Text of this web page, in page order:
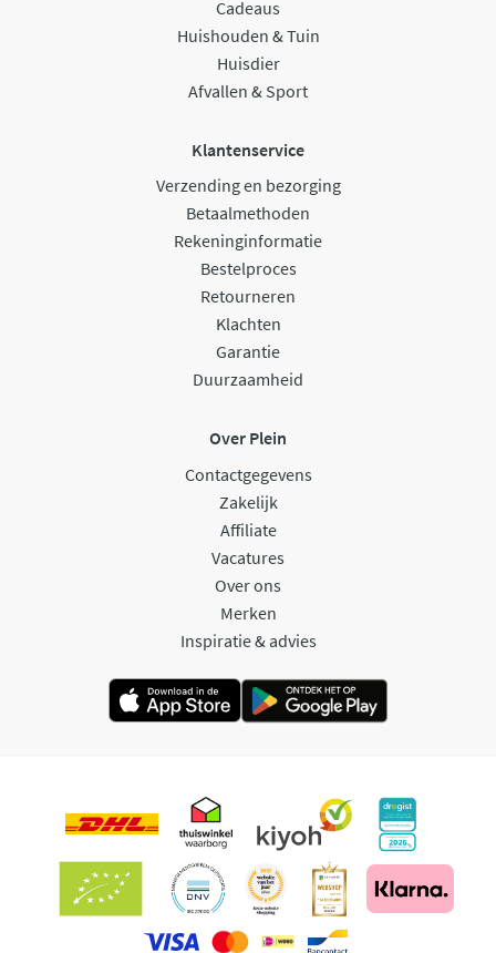
Cadeaus
Huishouden & Tuin
Huisdier
Afvallen & Sport
Klantenservice
Verzending en bezorging
Betaalmethoden
Rekeninginformatie
Bestelproces
Retourneren
Klachten
Garantie
Duurzaamheid
Over Plein
Contactgegevens
Zakelijk
Affiliate
Vacatures
Over ons
Merken
Inspiratie & advies